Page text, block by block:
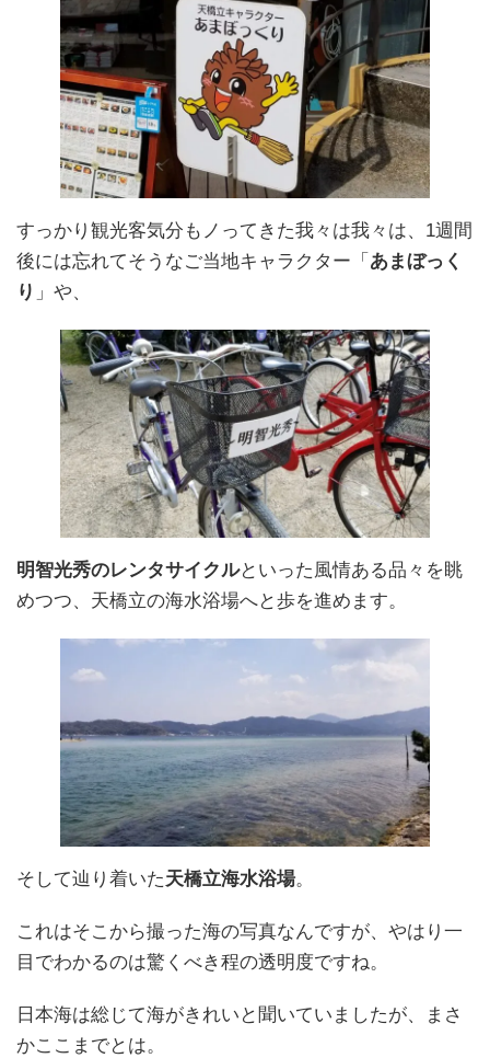
すっかり観光客気分もノってきた我々は我々は、1週間
後には忘れてそうなご当地キャラクター「 あまぼっく
り 」や、
明智光秀のレンタサイクルといった風情ある品々を眺
めつつ、天橋立の海水浴場へと歩を進めます。
そして辿り着いた天橋立海水浴場。
これはそこから撮った海の写真なんですが、やはり一
目でわかるのは驚くべき程の透明度ですね。
日本海は総じて海がきれいと聞いていましたが、まさ
かここまでとは。